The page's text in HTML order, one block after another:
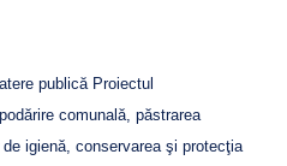
publică Proiectul
comunală, păstrarea
igienă, conservarea şi protecţia